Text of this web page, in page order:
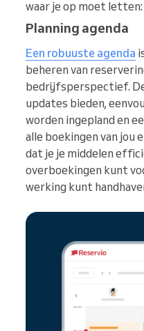
waar je op moet letten:
Planning agenda
Een robuuste agenda
beheren van
bedrijfsperspectief.
updates bieden,
worden ingepland en
alle boekingen van jou
dat je je middelen
overboekingen kunt
werking kunt